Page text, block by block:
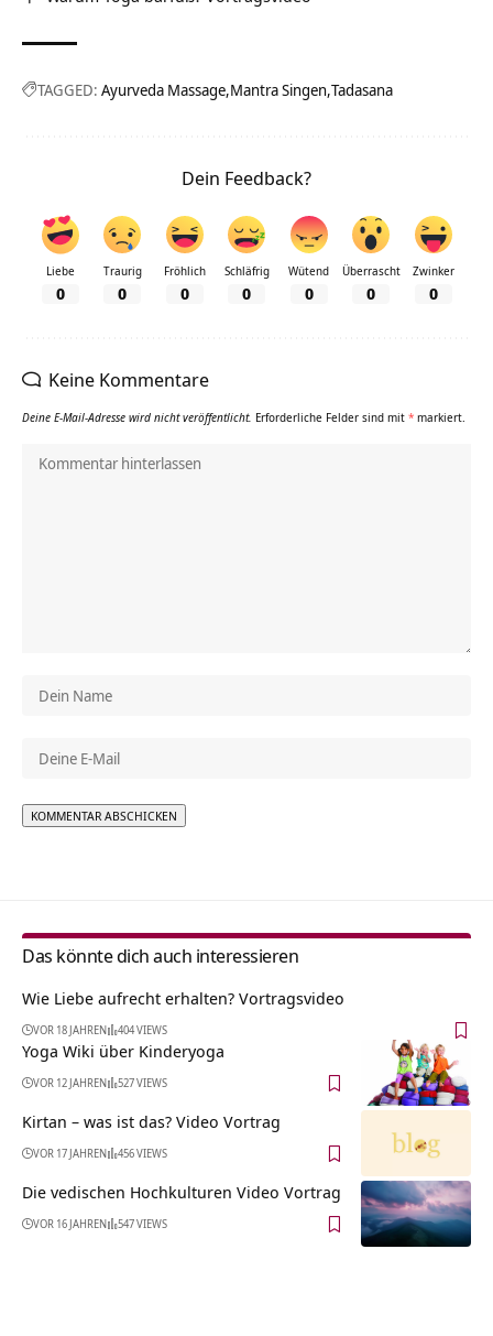
TAGGED: Ayurveda Massage Mantra Singen Tadasana
Dein Feedback?
Liebe
0
Traurig
0
Fröhlich
0
Schläfrig
0
Wütend
0
Überrascht
0
Zwinker
0
Keine Kommentare
Deine E-Mail-Adresse wird nicht veröffentlicht. Erforderliche Felder sind mit * markiert.
Das könnte dich auch interessieren
Wie Liebe aufrecht erhalten? Vortragsvideo
VOR 18 JAHREN 404 VIEWS
Yoga Wiki über Kinderyoga
VOR 12 JAHREN 527 VIEWS
Kirtan – was ist das? Video Vortrag
VOR 17 JAHREN 456 VIEWS
Die vedischen Hochkulturen Video Vortrag
VOR 16 JAHREN 547 VIEWS